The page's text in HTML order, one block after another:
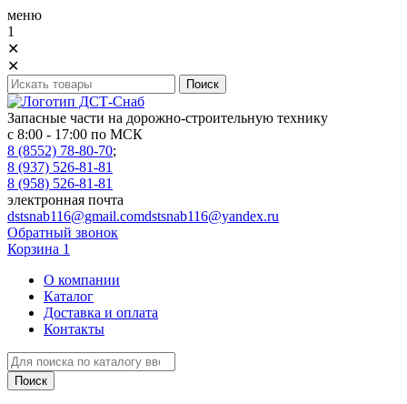
меню
1
✕
✕
Запасные части на дорожно-строительную технику
с 8:00 - 17:00 по МСК
8 (8552) 78-80-70;
8 (937) 526-81-81
8 (958) 526-81-81
электронная почта
dstsnab116@gmail.comdstsnab116@yandex.ru
Обратный звонок
Корзина 1
О компании
Каталог
Доставка и оплата
Контакты